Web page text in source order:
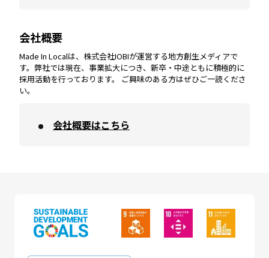
会社概要
Made In Localは、株式会社IOBIが運営する地方創生メディアで
す。弊社では現在、事業拡大につき、新卒・中途ともに積極的に
採用活動を行っております。 ご興味のある方はぜひご一読くださ
い。
会社概要はこちら